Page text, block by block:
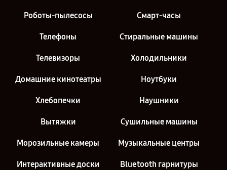
Роботы-пылесосы Смарт-часы
Телефоны Стиральные машины
Телевизоры Холодильники
Домашние кинотеатры Ноутбуки
Хлебопечки Наушники
Вытяжки Сушильные машины
Морозильные камеры Музыкальные центры
Интерактивные доски Bluetooth гарнитуры